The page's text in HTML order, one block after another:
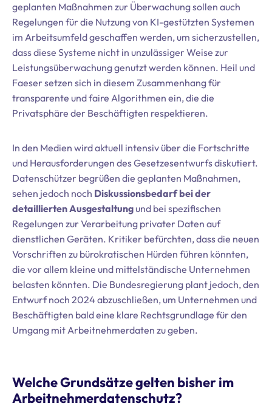
geplanten Maßnahmen zur Überwachung sollen auch
Regelungen für die Nutzung von KI-gestützten Systemen
im Arbeitsumfeld geschaffen werden, um sicherzustellen,
dass diese Systeme nicht in unzulässiger Weise zur
Leistungsüberwachung genutzt werden können. Heil und
Faeser setzen sich in diesem Zusammenhang für
transparente und faire Algorithmen ein, die die
Privatsphäre der Beschäftigten respektieren.
In den Medien wird aktuell intensiv über die Fortschritte
und Herausforderungen des Gesetzesentwurfs diskutiert.
Datenschützer begrüßen die geplanten Maßnahmen,
sehen jedoch noch Diskussionsbedarf bei der
detaillierten Ausgestaltungund bei spezifischen
Regelungen zur Verarbeitung privater Daten auf
dienstlichen Geräten. Kritiker befürchten, dass die neuen
Vorschriften zu bürokratischen Hürden führen könnten,
die vor allem kleine und mittelständische Unternehmen
belasten könnten. Die Bundesregierung plant jedoch, den
Entwurf noch 2024 abzuschließen, um Unternehmen und
Beschäftigten bald eine klare Rechtsgrundlage für den
Umgang mit Arbeitnehmerdaten zu geben.
Welche Grundsätze gelten bisher im
Arbeitnehmerdatenschutz?